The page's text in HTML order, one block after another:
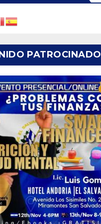
PATROCINADO